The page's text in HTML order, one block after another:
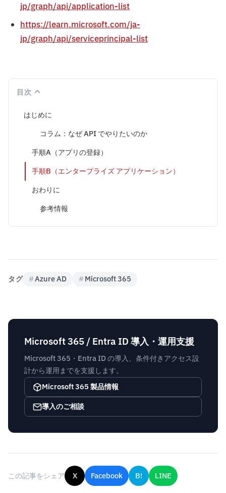
jp/graph/api/application-list
https://learn.microsoft.com/ja-
jp/graph/api/serviceprincipal-list
目次
はじめに
コラム：なぜ API でやりたいのか
手順A（アプリの登録）
手順B（エンタープライズ アプリケーション）
おわりに
参考情報
タグ #Azure AD #Microsoft 365
Microsoft 365 / Entra ID 導入・運用支援
Microsoft 365・Entra ID の導入、条件付きアクセス設
計から運用までを支援します。
Microsoft 365 製品情報
導入のご相談
この記事をシェア X Facebook B! LINE